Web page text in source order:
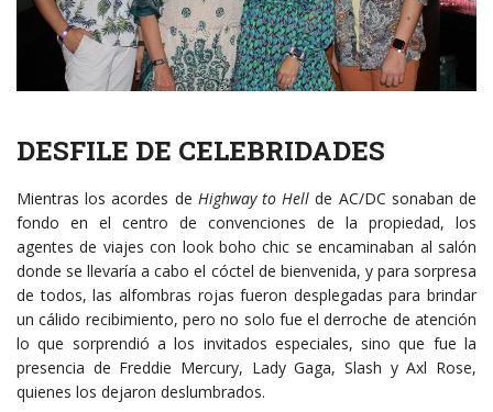
DESFILE DE CELEBRIDADES
Mientras los acordes de Highway to Hell de AC/DC sonaban de
fondo en el centro de convenciones de la propiedad, los
agentes de viajes con look boho chic se encaminaban al salón
donde se llevaría a cabo el cóctel de bienvenida, y para sorpresa
de todos, las alfombras rojas fueron desplegadas para brindar
un cálido recibimiento, pero no solo fue el derroche de atención
lo que sorprendió a los invitados especiales, sino que fue la
presencia de Freddie Mercury, Lady Gaga, Slash y Axl Rose,
quienes los dejaron deslumbrados.